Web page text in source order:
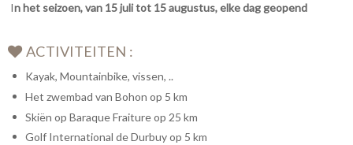
In het seizoen, van 15 juli tot 15 augustus, elke dag geopend
ACTIVITEITEN :
Kayak, Mountainbike, vissen, ..
Het zwembad van Bohon op 5 km
Skiën op Baraque Fraiture op 25 km
Golf International de Durbuy op 5 km